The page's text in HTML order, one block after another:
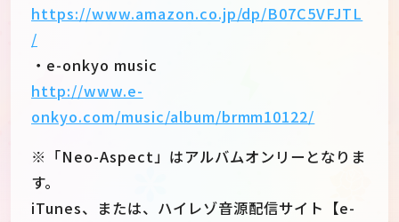
https://www.amazon.co.jp/dp/B07C5VFJTL
/
・e-onkyo music
http://www.e-
onkyo.com/music/album/brmm10122/
※「Neo-Aspect」はアルバムオンリーとなりま
す。
iTunes、または、ハイレゾ音源配信サイト【e-